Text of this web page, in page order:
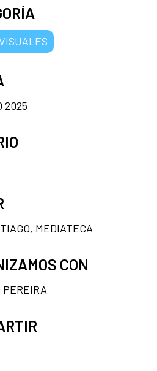
2025
MEDIATECA
CON
PEREIRA